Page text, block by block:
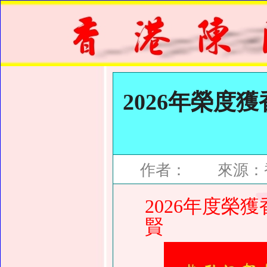
2026年榮度
作者： 來源：
2026年度榮
賢